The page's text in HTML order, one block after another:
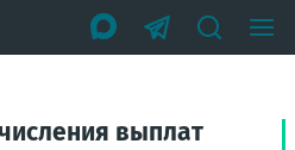
выплат